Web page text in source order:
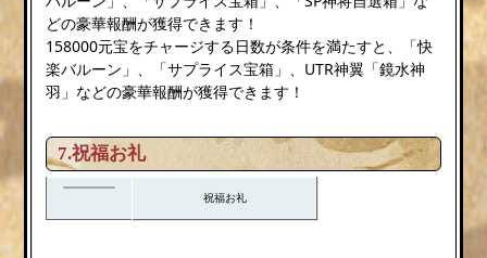
どの豪華報酬が獲得できます！
158000元宝をチャージする日数が条件を満たすと、「快
楽バルーン」、「サプライス宝箱」、UTR神翼「鏡水神
羽」などの豪華報酬が獲得できます！
7.祝福お礼
祝福お礼